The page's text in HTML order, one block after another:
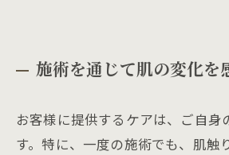
施術を通じて肌の変化を
お客様に提供するケアは、ご自
す。特に、一度の施術でも、肌